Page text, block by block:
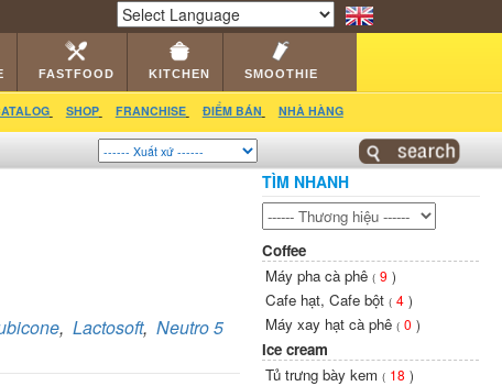
VIDEO HỎI ĐÁP LIÊN HỆ
Powered by Translate
FASTFOOD KITCHEN SMOOTHIE
SHOP FRANCHISE ĐIỂM BÁN NHÀ HÀNG
, Lactosoft, Neutro 5
TÌM NHANH
Coffee
Máy pha cà phê( 9 )
Cafe hạt, Cafe bột( 4 )
Máy xay hạt cà phê( 0 )
Ice cream
Tủ trưng bày kem( 18 )